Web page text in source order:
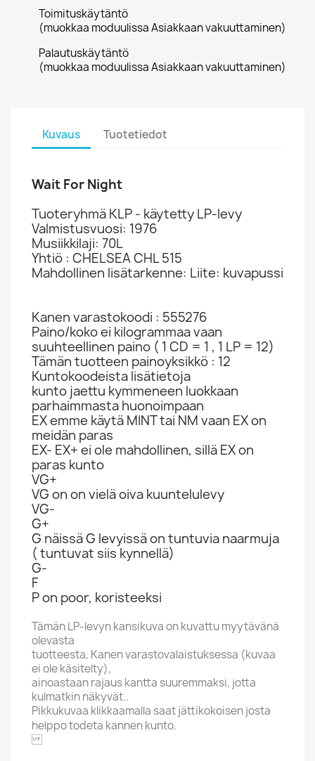
Toimituskäytäntö
(muokkaa moduulissa Asiakkaan vakuuttaminen)
Palautuskäytäntö
(muokkaa moduulissa Asiakkaan vakuuttaminen)
Kuvaus Tuotetiedot
Wait For Night
Tuoteryhmä KLP - käytetty LP-levy
Valmistusvuosi: 1976
Musiikkilaji: 70L
Yhtiö : CHELSEA CHL 515
Mahdollinen lisätarkenne: Liite: kuvapussi
Kanen varastokoodi : 555276
Paino/koko ei kilogrammaa vaan
suuhteellinen paino ( 1 CD = 1 , 1 LP = 12)
Tämän tuotteen painoyksikkö : 12
Kuntokoodeista lisätietoja
kunto jaettu kymmeneen luokkaan
parhaimmasta huonoimpaan
EX emme käytä MINT tai NM vaan EX on
meidän paras
EX- EX+ ei ole mahdollinen, sillä EX on
paras kunto
VG+
VG on on vielä oiva kuuntelulevy
VG-
G+
G näissä G levyissä on tuntuvia naarmuja
( tuntuvat siis kynnellä)
G-
F
P on poor, koristeeksi
Tämän LP-levyn kansikuva on kuvattu myytävänä
olevasta
tuotteesta, Kanen varastovalaistuksessa (kuvaa
ei ole käsitelty),
ainoastaan rajaus kantta suuremmaksi, jotta
kulmatkin näkyvät..
Pikkukuvaa klikkaamalla saat jättikokoisen josta
helppo todeta kannen kunto.